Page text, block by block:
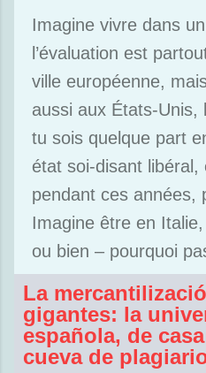
Imagine vivre dans
l’évaluation est
ville européenne,
aussi aux États-Unis,
tu sois quelque part
état soi-disant
pendant ces années,
Imagine être en
ou bien – pourquoi
La
gigantes: la
española, de
cueva de